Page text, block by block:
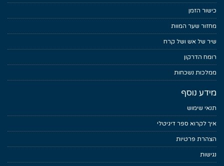
כישור הזמן
מחזור שער המוות
שיר של אש ושל קרח
רומח הדרקון
ממלכות נשכחות
מידע נוסף
תנאי שימוש
איך לקרוא ספר דיגיטלי
הצהרת פרטיות
נגישות